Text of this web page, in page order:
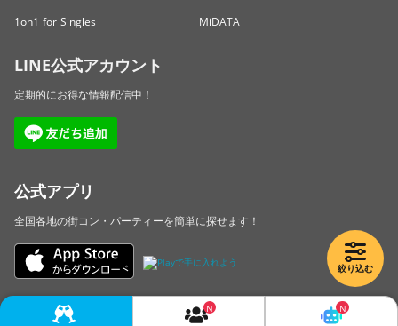
絞り込む
1on1 for Singles
MiDATA
LINE公式アカウント
定期的にお得な情報配信中！
公式アプリ
全国各地の街コン・パーティーを簡単に探せます！
Copyright © LINKBAL Inc. All Rights Reserved.